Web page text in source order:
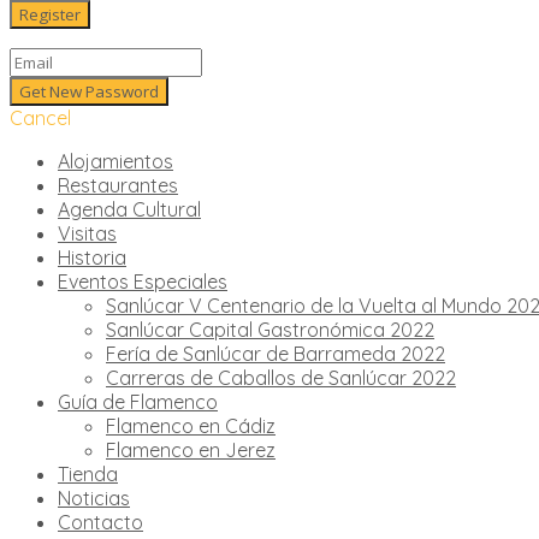
Cancel
Alojamientos
Restaurantes
Agenda Cultural
Visitas
Historia
Eventos Especiales
Sanlúcar V Centenario de la Vuelta al Mundo
Sanlúcar Capital Gastronómica 2022
Fería de Sanlúcar de Barrameda 2022
Carreras de Caballos de Sanlúcar 2022
Guía de Flamenco
Flamenco en Cádiz
Flamenco en Jerez
Tienda
Noticias
Contacto